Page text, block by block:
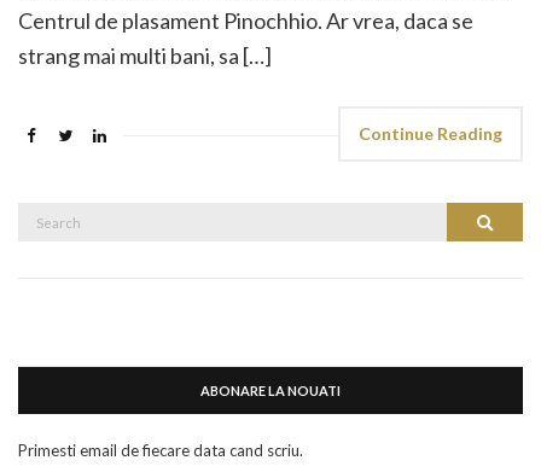
Centrul de plasament Pinochhio. Ar vrea, daca se
strang mai multi bani, sa […]
Continue Reading
Search
ABONARE LA NOUATI
Primesti email de fiecare data cand scriu.